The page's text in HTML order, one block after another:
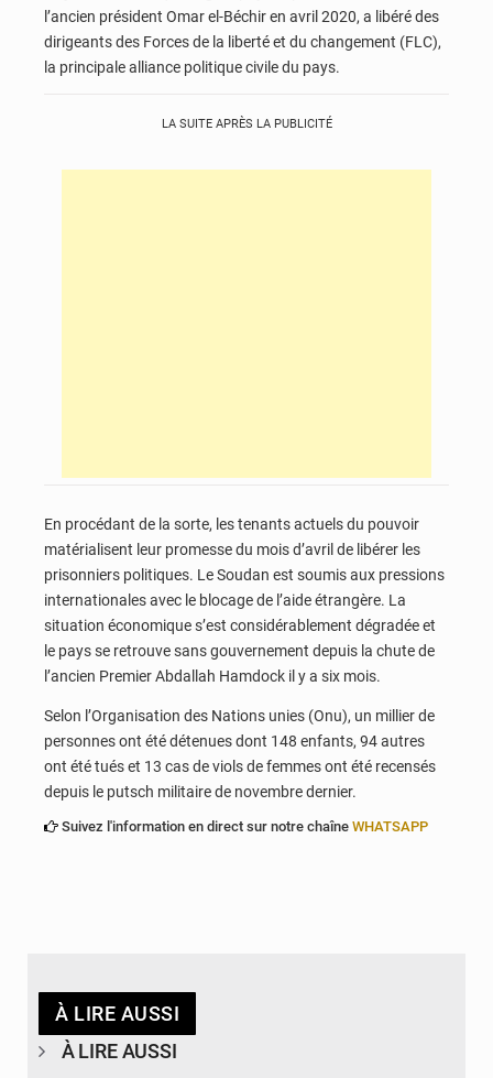
l’ancien président Omar el-Béchir en avril 2020, a libéré des
dirigeants des Forces de la liberté et du changement (FLC),
la principale alliance politique civile du pays.
LA SUITE APRÈS LA PUBLICITÉ
En procédant de la sorte, les tenants actuels du pouvoir
matérialisent leur promesse du mois d’avril de libérer les
prisonniers politiques. Le Soudan est soumis aux pressions
internationales avec le blocage de l’aide étrangère. La
situation économique s’est considérablement dégradée et
le pays se retrouve sans gouvernement depuis la chute de
l’ancien Premier Abdallah Hamdock il y a six mois.
Selon l’Organisation des Nations unies (Onu), un millier de
personnes ont été détenues dont 148 enfants, 94 autres
ont été tués et 13 cas de viols de femmes ont été recensés
depuis le putsch militaire de novembre dernier.
Suivez l'information en direct sur notre chaîne WHATSAPP
À LIRE AUSSI
À LIRE AUSSI